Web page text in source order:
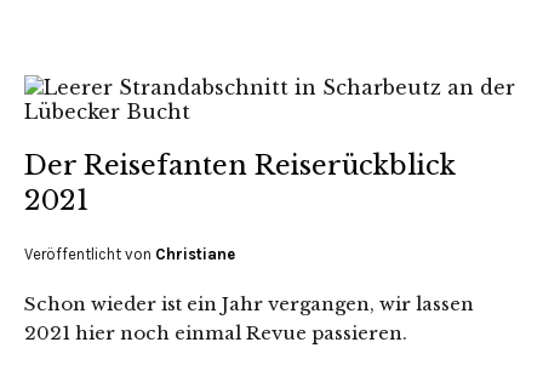
Der Reisefanten Reiserückblick
2021
Veröffentlicht von Christiane
Schon wieder ist ein Jahr vergangen, wir lassen
2021 hier noch einmal Revue passieren.